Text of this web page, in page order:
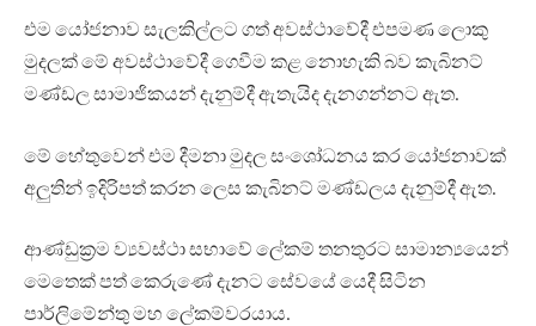
එම යෝජනාව සැලකිල්ලට ගත් අවස්ථාවේදී එපමණ ලොකු
මුදලක් මේ අවස්ථාවේදී ගෙවීම කළ නොහැකි බව කැබිනට්
මණ්ඩල සාමාජිකයන් දැනුම්දී ඇතැයිද දැනගන්නට ඇත.
මේ හේතුවෙන් එම දීමනා මුදල සංශෝධනය කර යෝජනාවක්
අලුතින් ඉදිරිපත් කරන ලෙස කැබිනට් මණ්ඩලය දැනුම්දී ඇත.
ආණ්ඩුක්‍රම ව්‍යවස්ථා සභාවේ ලේකම් තනතුරට සාමාන්‍යයෙන්
මෙතෙක් පත් කෙරුණේ දැනට සේවයේ යෙදී සිටින
පාර්ලිමේන්තු මහ ලේකම්වරයාය.